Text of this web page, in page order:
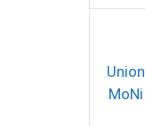
Union
MoNi